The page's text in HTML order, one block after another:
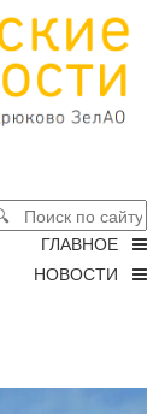
ГЛАВНОЕ
НОВОСТИ